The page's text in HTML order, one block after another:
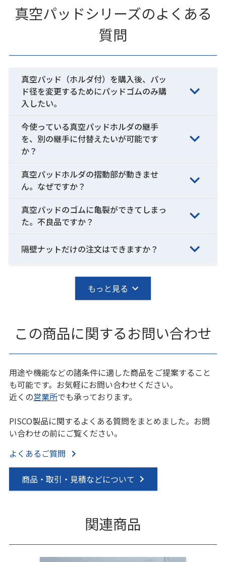
真空パッドシリーズのよくある
質問
真空パッド（ホルダ付）を購入後、パッ
ド径を変更するためにパッドゴムのみ購
入したい。
今使っている真空パッドホルダの継手
を、別の継手に付替えたいが可能です
か？
真空パッドホルダの摺動部が動きませ
ん。なぜですか？
真空パッドのゴムに亀裂ができてしまっ
た。不良品ですか？
隔壁ナットだけの注文はできますか？
もっと見る
この商品に関するお問い合わせ
用途や機能などの諸条件に適した商品をご提案すること
も可能です。お気軽にお問い合わせください。
近くの営業所でも承っております。
PISCO製品に関するよくある質問をまとめました。お問
い合わせの前にご覧ください。
よくあるご質問
商品・取引・見積などについて
関連商品